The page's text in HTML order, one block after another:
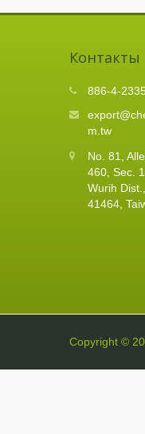
Контакты
886-4-
m.tw
No. 81,
460, Sec.
Wurih
41464,
10
FEB
Copyright ©